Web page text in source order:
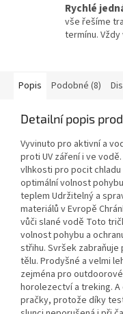
Rychlé
vše řešíme
termínu.
Popis Podobné (8)
Detailní popis
Vyvinuto pro aktivní a
proti UV záření i ve
vlhkosti pro pocit
optimální volnost
teplem Udržitelný a
materiálů v Evropě
vůči slané vodě Toto
volnost pohybu a
střihu. Svršek zabraňuje
tělu. Prodyšné a velmi
zejména pro
horolezectví a treking.
pračky, protože díky